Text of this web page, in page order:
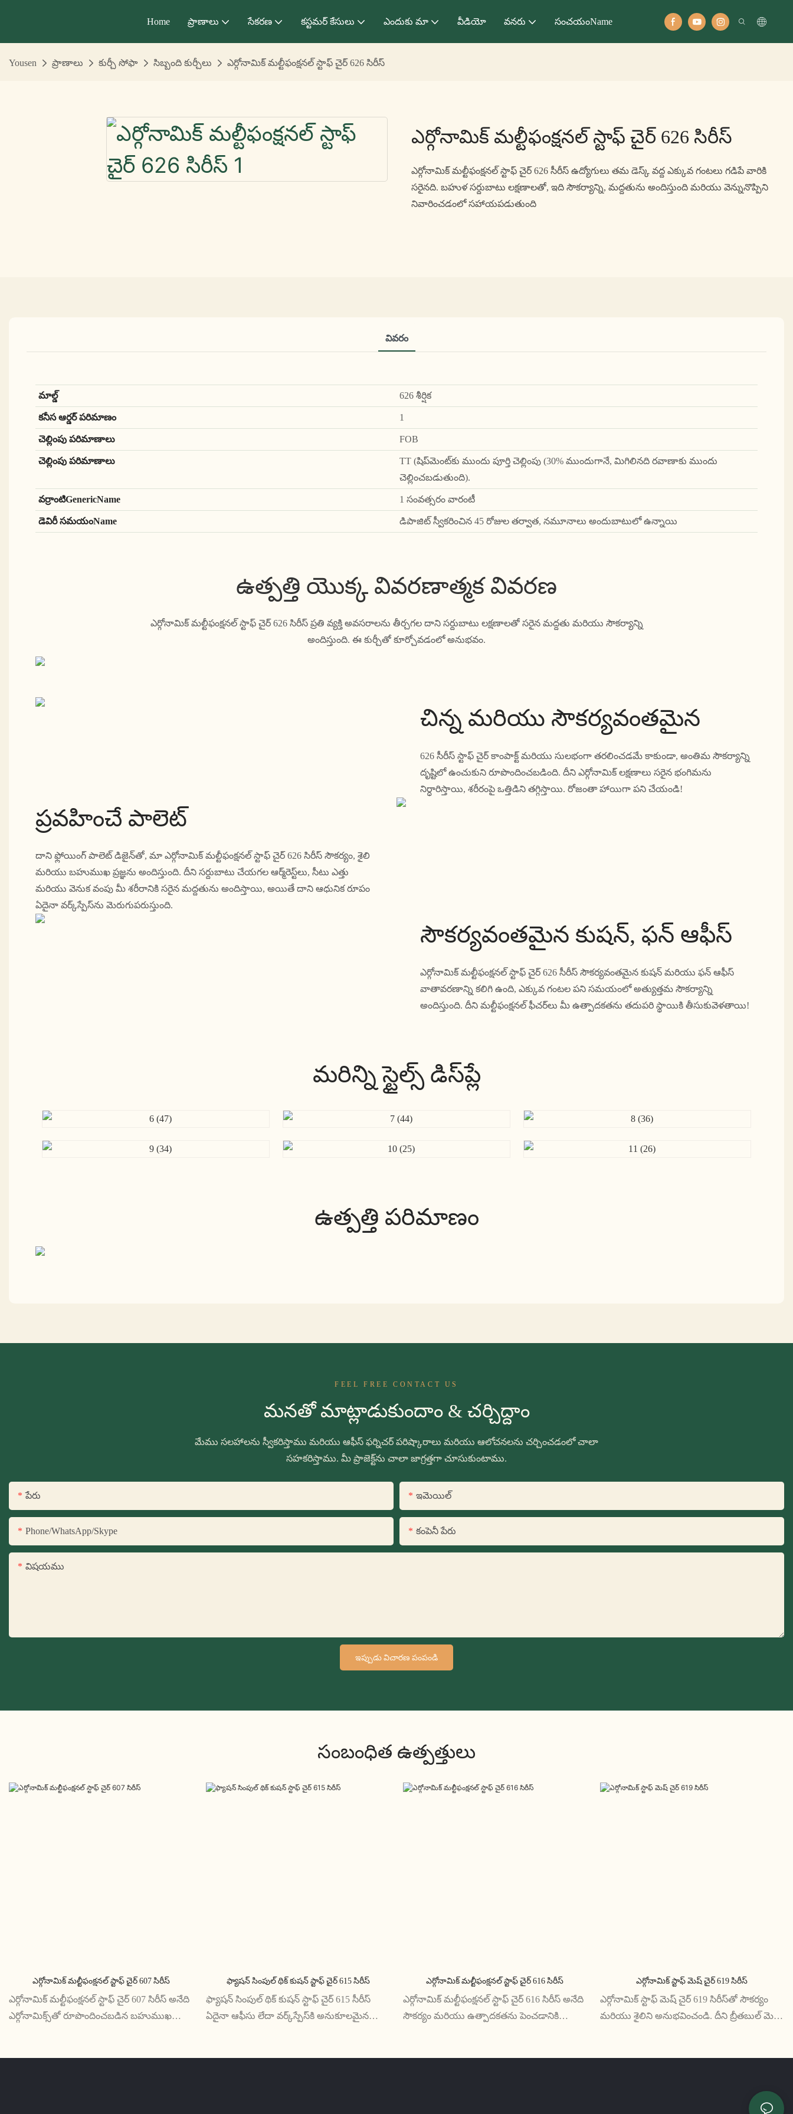
Home ప్రాణాలు సేకరణ కస్టమర్ కేసులు ఎందుకు మా వీడియో వనరు సంచయంName
Yousen ప్రాణాలు కుర్చీ సోఫా సిబ్బంది కుర్చీలు ఎర్గోనామిక్ మల్టీఫంక్షనల్ స్టాఫ్ చైర్ 626 సిరీస్
ఎర్గోనామిక్ మల్టీఫంక్షనల్ స్టాఫ్ చైర్ 626 సిరీస్
ఎర్గోనామిక్ మల్టీఫంక్షనల్ స్టాఫ్ చైర్ 626 సీరీస్ ఉద్యోగులు తమ డెస్క్ వద్ద ఎక్కువ గంటలు గడిపే వారికి
సరైనది. బహుళ సర్దుబాటు లక్షణాలతో, ఇది సౌకర్యాన్ని, మద్దతును అందిస్తుంది మరియు వెన్నునొప్పిని
నివారించడంలో సహాయపడుతుంది
వివరం
మాల్డ్
626 శీర్షిక
కనీస ఆర్డర్ పరిమాణం
1
చెల్లింపు పరిమాణాలు
FOB
చెల్లింపు పరిమాణాలు
TT (షిప్‌మెంట్‌కు ముందు పూర్తి చెల్లింపు (30% ముందుగానే, మిగిలినది రవాణాకు ముందు
చెల్లించబడుతుంది).
వర్రాంటిGenericName
1 సంవత్సరం వారంటీ
డెవిరీ సమయంName
డిపాజిట్ స్వీకరించిన 45 రోజుల తర్వాత, నమూనాలు అందుబాటులో ఉన్నాయి
ఉత్పత్తి యొక్క వివరణాత్మక వివరణ
ఎర్గోనామిక్ మల్టీఫంక్షనల్ స్టాఫ్ చైర్ 626 సిరీస్ ప్రతి వ్యక్తి అవసరాలను తీర్చగల దాని సర్దుబాటు లక్షణాలతో సరైన మద్దతు మరియు సౌకర్యాన్ని
అందిస్తుంది. ఈ కుర్చీతో కూర్చోవడంలో అనుభవం.
చిన్న మరియు సౌకర్యవంతమైన
626 సీరీస్ స్టాఫ్ చైర్ కాంపాక్ట్ మరియు సులభంగా తరలించడమే కాకుండా, అంతిమ సౌకర్యాన్ని
దృష్టిలో ఉంచుకుని రూపొందించబడింది. దీని ఎర్గోనామిక్ లక్షణాలు సరైన భంగిమను
నిర్ధారిస్తాయి, శరీరంపై ఒత్తిడిని తగ్గిస్తాయి. రోజంతా హాయిగా పని చేయండి!
ప్రవహించే పాలెట్
దాని ఫ్లోయింగ్ పాలెట్ డిజైన్‌తో, మా ఎర్గోనామిక్ మల్టీఫంక్షనల్ స్టాఫ్ చైర్ 626 సిరీస్ సౌకర్యం, శైలి
మరియు బహుముఖ ప్రజ్ఞను అందిస్తుంది. దీని సర్దుబాటు చేయగల ఆర్మ్‌రెస్ట్‌లు, సీటు ఎత్తు
మరియు వెనుక వంపు మీ శరీరానికి సరైన మద్దతును అందిస్తాయి, అయితే దాని ఆధునిక రూపం
ఏదైనా వర్క్‌స్పేస్‌ను మెరుగుపరుస్తుంది.
సౌకర్యవంతమైన కుషన్, ఫన్ ఆఫీస్
ఎర్గోనామిక్ మల్టీఫంక్షనల్ స్టాఫ్ చైర్ 626 సీరీస్ సౌకర్యవంతమైన కుషన్ మరియు ఫన్ ఆఫీస్
వాతావరణాన్ని కలిగి ఉంది, ఎక్కువ గంటల పని సమయంలో అత్యుత్తమ సౌకర్యాన్ని
అందిస్తుంది. దీని మల్టీఫంక్షనల్ ఫీచర్‌లు మీ ఉత్పాదకతను తదుపరి స్థాయికి తీసుకువెళతాయి!
మరిన్ని స్టైల్స్ డిస్‌ప్లే
ఉత్పత్తి పరిమాణం
FEEL FREE CONTACT US
మనతో మాట్లాడుకుందాం & చర్చిద్దాం
మేము సలహాలను స్వీకరిస్తాము మరియు ఆఫీస్ ఫర్నిచర్ పరిష్కారాలు మరియు ఆలోచనలను చర్చించడంలో చాలా
సహకరిస్తాము. మీ ప్రాజెక్ట్‌ను చాలా జాగ్రత్తగా చూసుకుంటాము.
పేరు ఇమెయిల్
Phone/WhatsApp/Skype కంపెనీ పేరు
విషయము
ఇప్పుడు విచారణ పంపండి
సంబంధిత ఉత్పత్తులు
ఎర్గోనామిక్ మల్టీఫంక్షనల్ స్టాఫ్ చైర్ 607 సిరీస్
ఎర్గోనామిక్ మల్టీఫంక్షనల్ స్టాఫ్ చైర్ 607 సిరీస్ అనేది
ఎర్గోనామిక్స్‌తో రూపొందించబడిన బహుముఖ
ఫ్యాషన్ సింపుల్ థిక్ కుషన్ స్టాఫ్ చైర్ 615 సిరీస్
ఫ్యాషన్ సింపుల్ థిక్ కుషన్ స్టాఫ్ చైర్ 615 సీరీస్
ఏదైనా ఆఫీసు లేదా వర్క్‌స్పేస్‌కి అనుకూలమైన
ఎర్గోనామిక్ మల్టీఫంక్షనల్ స్టాఫ్ చైర్ 616 సిరీస్
ఎర్గోనామిక్ మల్టీఫంక్షనల్ స్టాఫ్ చైర్ 616 సిరీస్ అనేది
సౌకర్యం మరియు ఉత్పాదకతను పెంచడానికి
ఎర్గోనామిక్ స్టాఫ్ మెష్ చైర్ 619 సిరీస్
ఎర్గోనామిక్ స్టాఫ్ మెష్ చైర్ 619 సిరీస్‌తో సౌకర్యం
మరియు శైలిని అనుభవించండి. దీని బ్రీతబుల్ మెష్